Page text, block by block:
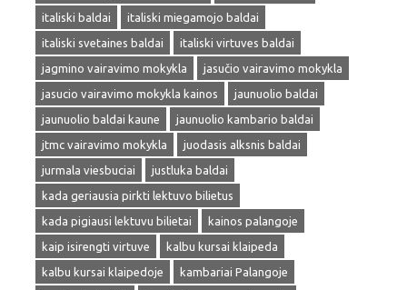
italiski baldai
italiski miegamojo baldai
italiski svetaines baldai
italiski virtuves baldai
jagmino vairavimo mokykla
jasučio vairavimo mokykla
jasucio vairavimo mokykla kainos
jaunuolio baldai
jaunuolio baldai kaune
jaunuolio kambario baldai
jtmc vairavimo mokykla
juodasis alksnis baldai
jurmala viesbuciai
justluka baldai
kada geriausia pirkti lektuvo bilietus
kada pigiausi lektuvu bilietai
kainos palangoje
kaip isirengti virtuve
kalbu kursai klaipeda
kalbu kursai klaipedoje
kambariai Palangoje